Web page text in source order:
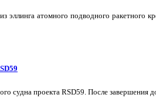
эллинга атомного подводного
судна проекта RSD59. После завершения